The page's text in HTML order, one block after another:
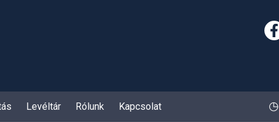
Levéltár Rólunk Kapcsolat ◷